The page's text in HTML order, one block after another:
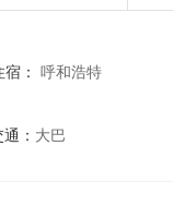
宿： 呼和浩特
： 大巴